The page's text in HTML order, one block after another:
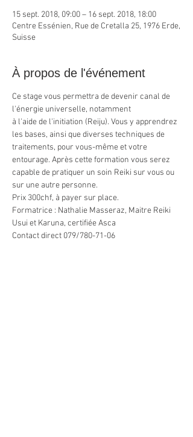
15 sept. 2018, 09:00 – 16 sept. 2018, 18:00
Centre Essénien, Rue de Cretalla 25, 1976 Erde,
Suisse
À propos de l'événement
Ce stage vous permettra de devenir canal de
l'énergie universelle, notamment
à l'aide de l'initiation (Reiju). Vous y apprendrez
les bases, ainsi que diverses techniques de
traitements, pour vous-même et votre
entourage. Après cette formation vous serez
capable de pratiquer un soin Reiki sur vous ou
sur une autre personne.
Prix 300chf, à payer sur place.
Formatrice : Nathalie Masseraz, Maitre Reiki
Usui et Karuna, certifiée Asca
Contact direct 079/780-71-06